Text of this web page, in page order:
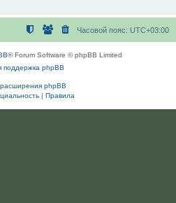
Часовой пояс: UTC+03:00
® Forum Software © phpBB Limited
поддержка phpBB
phpBB
| Правила